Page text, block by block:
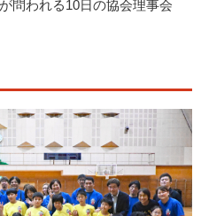
問われる10日の協会理事会